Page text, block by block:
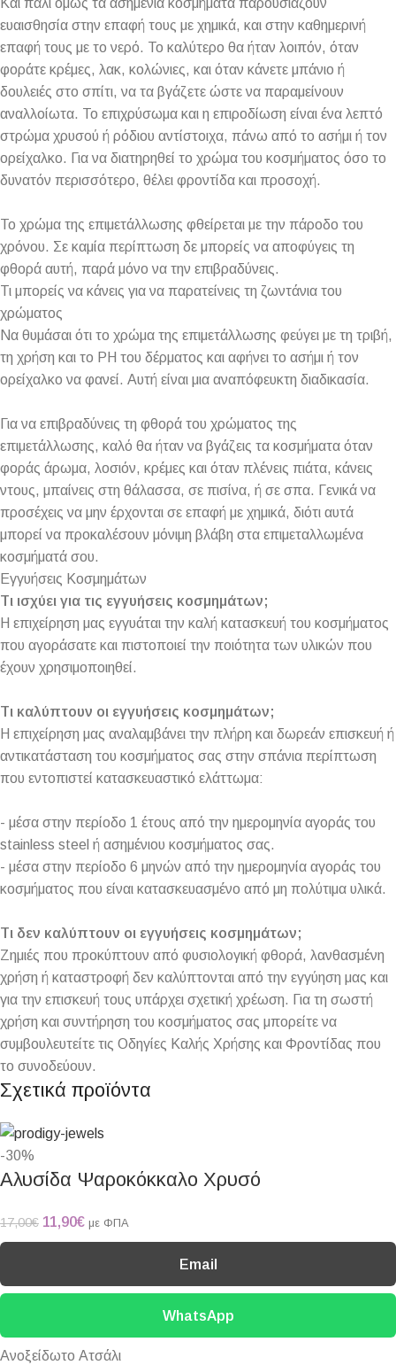
Και πάλι όμως τα ασημένια κοσμήματα παρουσιάζουν
ευαισθησία στην επαφή τους με χημικά, και στην καθημερινή
επαφή τους με το νερό. Το καλύτερο θα ήταν λοιπόν, όταν
φοράτε κρέμες, λακ, κολώνιες, και όταν κάνετε μπάνιο ή
δουλειές στο σπίτι, να τα βγάζετε ώστε να παραμείνουν
αναλλοίωτα. Το επιχρύσωμα και η επιροδίωση είναι ένα λεπτό
στρώμα χρυσού ή ρόδιου αντίστοιχα, πάνω από το ασήμι ή τον
ορείχαλκο. Για να διατηρηθεί το χρώμα του κοσμήματος όσο το
δυνατόν περισσότερο, θέλει φροντίδα και προσοχή.
Το χρώμα της επιμετάλλωσης φθείρεται με την πάροδο του
χρόνου. Σε καμία περίπτωση δε μπορείς να αποφύγεις τη
φθορά αυτή, παρά μόνο να την επιβραδύνεις.
Τι μπορείς να κάνεις για να παρατείνεις τη ζωντάνια του
χρώματος
Να θυμάσαι ότι το χρώμα της επιμετάλλωσης φεύγει με τη τριβή,
τη χρήση και το PH του δέρματος και αφήνει το ασήμι ή τον
ορείχαλκο να φανεί. Αυτή είναι μια αναπόφευκτη διαδικασία.
Για να επιβραδύνεις τη φθορά του χρώματος της
επιμετάλλωσης, καλό θα ήταν να βγάζεις τα κοσμήματα όταν
φοράς άρωμα, λοσιόν, κρέμες και όταν πλένεις πιάτα, κάνεις
ντους, μπαίνεις στη θάλασσα, σε πισίνα, ή σε σπα. Γενικά να
προσέχεις να μην έρχονται σε επαφή με χημικά, διότι αυτά
μπορεί να προκαλέσουν μόνιμη βλάβη στα επιμεταλλωμένα
κοσμήματά σου.
Εγγυήσεις Κοσμημάτων
Τι ισχύει για τις εγγυήσεις κοσμημάτων;
Η επιχείρηση μας εγγυάται την καλή κατασκευή του κοσμήματος
που αγοράσατε και πιστοποιεί την ποιότητα των υλικών που
έχουν χρησιμοποιηθεί.
Τι καλύπτουν οι εγγυήσεις κοσμημάτων;
Η επιχείρηση μας αναλαμβάνει την πλήρη και δωρεάν επισκευή ή
αντικατάσταση του κοσμήματος σας στην σπάνια περίπτωση
που εντοπιστεί κατασκευαστικό ελάττωμα:
- μέσα στην περίοδο 1 έτους από την ημερομηνία αγοράς του
stainless steel ή ασημένιου κοσμήματος σας.
- μέσα στην περίοδο 6 μηνών από την ημερομηνία αγοράς του
κοσμήματος που είναι κατασκευασμένο από μη πολύτιμα υλικά.
Τι δεν καλύπτουν οι εγγυήσεις κοσμημάτων;
Ζημιές που προκύπτουν από φυσιολογική φθορά, λανθασμένη
χρήση ή καταστροφή δεν καλύπτονται από την εγγύηση μας και
για την επισκευή τους υπάρχει σχετική χρέωση. Για τη σωστή
χρήση και συντήρηση του κοσμήματος σας μπορείτε να
συμβουλευτείτε τις Οδηγίες Καλής Χρήσης και Φροντίδας που
το συνοδεύουν.
Σχετικά προϊόντα
-30%
Αλυσίδα Ψαροκόκκαλο Χρυσό
17,00€ 11,90€ με ΦΠΑ
Email
WhatsApp
Ανοξείδωτο Ατσάλι